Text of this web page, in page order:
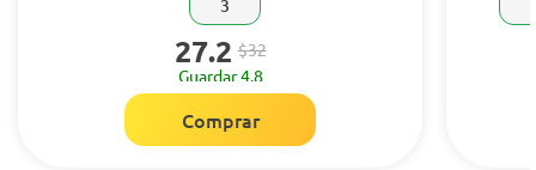
3
27.2 $32
Guardar 4.8
Comprar